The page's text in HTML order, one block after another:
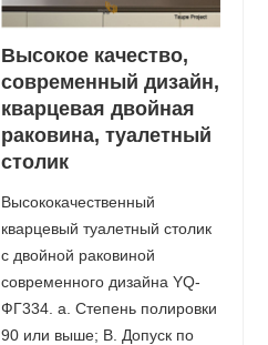
Высокое качество,
современный дизайн,
кварцевая двойная
раковина, туалетный
столик
Высококачественный
кварцевый туалетный столик
с двойной раковиной
современного дизайна YQ-
ФГ334. a. Степень полировки
90 или выше; B. Допуск по